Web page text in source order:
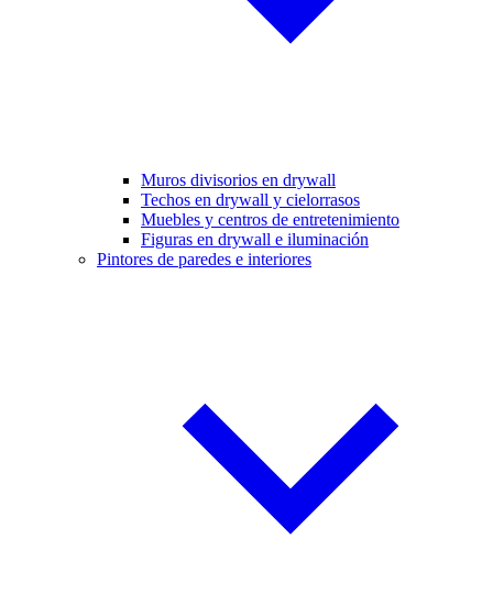
Muros divisorios en drywall
Techos en drywall y cielorrasos
Muebles y centros de entretenimiento
Figuras en drywall e iluminación
Pintores de paredes e interiores